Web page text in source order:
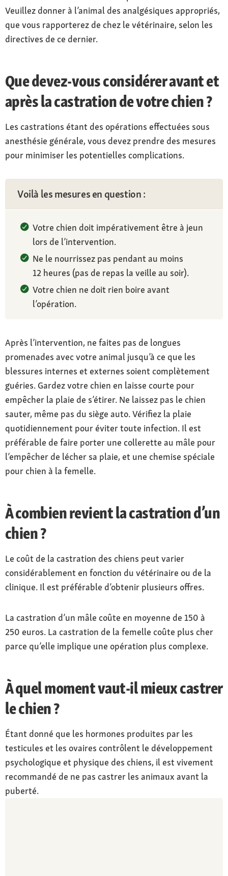
Veuillez donner à l’animal des analgésiques appropriés,
que vous rapporterez de chez le vétérinaire, selon les
directives de ce dernier.
Que devez-vous considérer avant et
après la castration de votre chien ?
Les castrations étant des opérations effectuées sous
anesthésie générale, vous devez prendre des mesures
pour minimiser les potentielles complications.
Voilà les mesures en question :
Votre chien doit impérativement être à jeun
lors de l’intervention.
Ne le nourrissez pas pendant au moins
12 heures (pas de repas la veille au soir).
Votre chien ne doit rien boire avant
l’opération.
Après l’intervention, ne faites pas de longues
promenades avec votre animal jusqu’à ce que les
blessures internes et externes soient complètement
guéries. Gardez votre chien en laisse courte pour
empêcher la plaie de s’étirer. Ne laissez pas le chien
sauter, même pas du siège auto. Vérifiez la plaie
quotidiennement pour éviter toute infection. Il est
préférable de faire porter une collerette au mâle pour
l’empêcher de lécher sa plaie, et une chemise spéciale
pour chien à la femelle.
À combien revient la castration d’un
chien ?
Le coût de la castration des chiens peut varier
considérablement en fonction du vétérinaire ou de la
clinique. Il est préférable d’obtenir plusieurs offres.
La castration d’un mâle coûte en moyenne de 150 à
250 euros. La castration de la femelle coûte plus cher
parce qu’elle implique une opération plus complexe.
À quel moment vaut-il mieux castrer
le chien ?
Étant donné que les hormones produites par les
testicules et les ovaires contrôlent le développement
psychologique et physique des chiens, il est vivement
recommandé de ne pas castrer les animaux avant la
puberté.